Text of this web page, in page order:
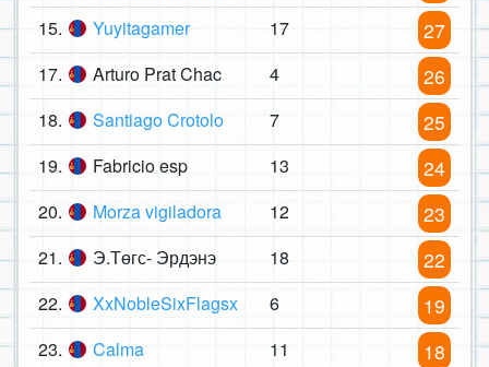
15. Yuyitagamer 17 27
17. Arturo Prat Chac 4 26
18. Santiago Crotolo 7 25
19. Fabricio esp 13 24
20. Morza vigiladora 12 23
21. Э.Төгс- Эрдэнэ 18 22
22. XxNobleSixFlagsx 6 19
23. Calma 11 18